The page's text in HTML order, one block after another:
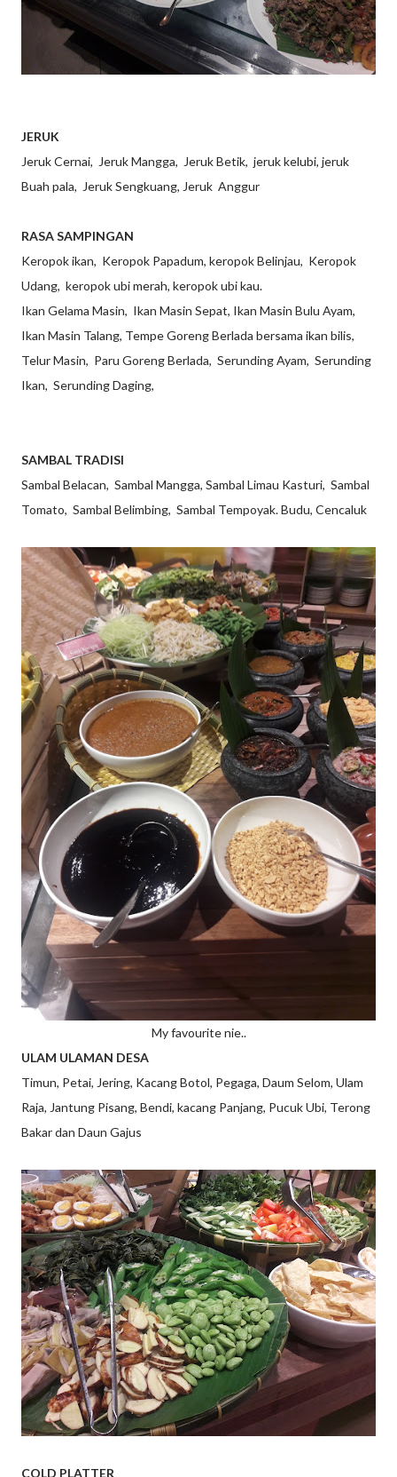
JERUK
Jeruk Cernai, Jeruk Mangga, Jeruk Betik, jeruk kelubi, jeruk
Buah pala, Jeruk Sengkuang, Jeruk Anggur
RASA SAMPINGAN
Keropok ikan, Keropok Papadum, keropok Belinjau, Keropok
Udang, keropok ubi merah, keropok ubi kau.
Ikan Gelama Masin, Ikan Masin Sepat, Ikan Masin Bulu Ayam,
Ikan Masin Talang, Tempe Goreng Berlada bersama ikan bilis,
Telur Masin, Paru Goreng Berlada, Serunding Ayam, Serunding
Ikan, Serunding Daging,
SAMBAL TRADISI
Sambal Belacan, Sambal Mangga, Sambal Limau Kasturi, Sambal
Tomato, Sambal Belimbing, Sambal Tempoyak. Budu, Cencaluk
My favourite nie..
ULAM ULAMAN DESA
Timun, Petai, Jering, Kacang Botol, Pegaga, Daum Selom, Ulam
Raja, Jantung Pisang, Bendi, kacang Panjang, Pucuk Ubi, Terong
Bakar dan Daun Gajus
COLD PLATTER